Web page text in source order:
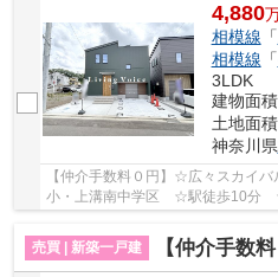
4,880
相模線 「
相模線 「
3LDK
建物面
土地面
神奈川県
【仲介手数料０円】☆広々スカ
小・上溝南中学区 ☆駅徒歩10分
売買 | 新築一戸建
【仲介手数料０円】相